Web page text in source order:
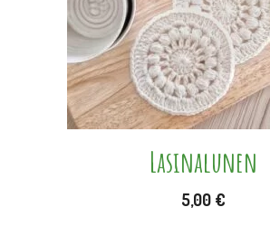
Lasinalunen
5,00 €
tehdä
valinnat
tuotteen
sivulla.